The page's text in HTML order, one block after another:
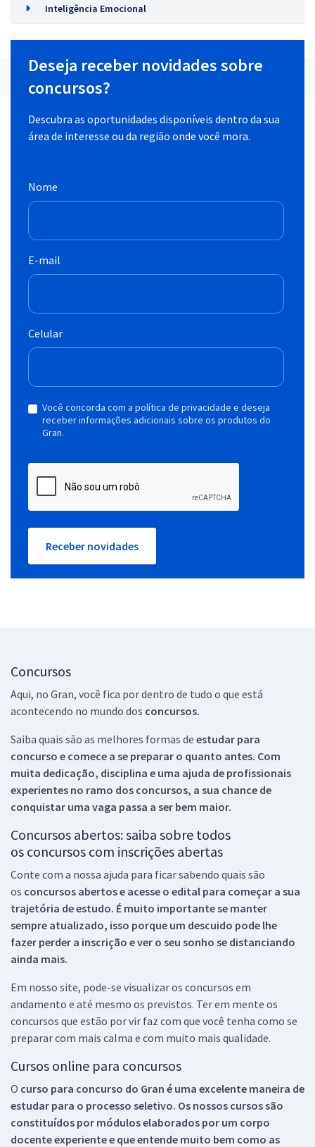
Inteligência Emocional
Deseja receber novidades sobre
concursos?
Descubra as oportunidades disponíveis dentro da sua
área de interesse ou da região onde você mora.
Nome
E-mail
Celular
Você concorda com a política de privacidade e deseja
receber informações adicionais sobre os produtos do
Gran.
Receber novidades
Concursos
Aqui, no Gran, você fica por dentro de tudo o que está
acontecendo no mundo dos concursos.
Saiba quais são as melhores formas de estudar para
concurso e comece a se preparar o quanto antes. Com
muita dedicação, disciplina e uma ajuda de profissionais
experientes no ramo dos concursos, a sua chance de
conquistar uma vaga passa a ser bem maior.
Concursos abertos: saiba sobre todos
os concursos com inscrições abertas
Conte com a nossa ajuda para ficar sabendo quais são
os concursos abertos e acesse o edital para começar a sua
trajetória de estudo. É muito importante se manter
sempre atualizado, isso porque um descuido pode lhe
fazer perder a inscrição e ver o seu sonho se distanciando
ainda mais.
Em nosso site, pode-se visualizar os concursos em
andamento e até mesmo os previstos. Ter em mente os
concursos que estão por vir faz com que você tenha como se
preparar com mais calma e com muito mais qualidade.
Cursos online para concursos
O curso para concurso do Gran é uma excelente maneira de
estudar para o processo seletivo. Os nossos cursos são
constituídos por módulos elaborados por um corpo
docente experiente e que entende muito bem como as